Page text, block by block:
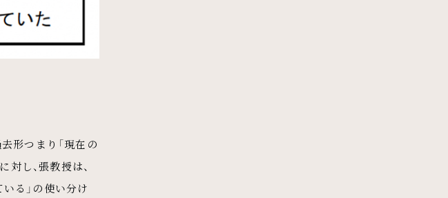
去形つまり「現在の
し、張教授は、
いる」の使い分け